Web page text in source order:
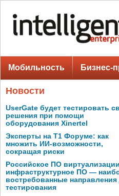
Мобильность Бизнес-
Новости
UserGate будет тестировать
решения при помощи
оборудования Xinertel
Эксперты на Т1 Форуме: как
множить ИИ-возможности,
сокращая риски
Российское ПО
инфраструктурное ПО —
востребованные направления
тестирования